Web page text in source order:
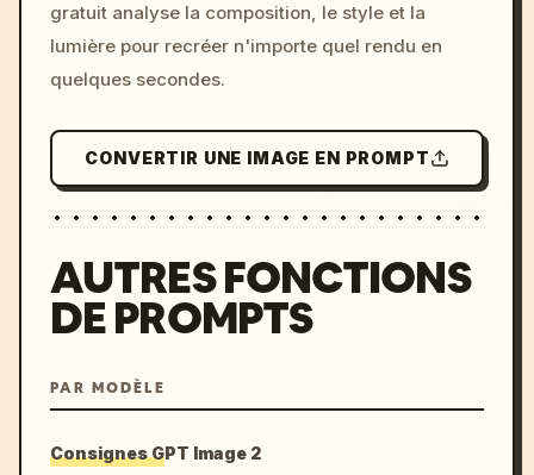
gratuit analyse la composition, le style et la
lumière pour recréer n'importe quel rendu en
quelques secondes.
CONVERTIR UNE IMAGE EN PROMPT
AUTRES FONCTIONS
DE PROMPTS
PAR MODÈLE
Consignes GPT Image 2